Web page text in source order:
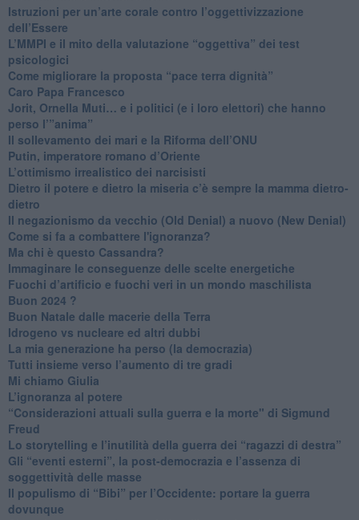
Istruzioni per un’arte corale contro l’oggettivizzazione
dell’Essere
​L’MMPI e il mito della valutazione “oggettiva” dei test
psicologici
Come migliorare la proposta “pace terra dignità”
Caro Papa Francesco
​Jorit, Ornella Muti… e i politici (e i loro elettori) che hanno
perso l’”anima”
​Il sollevamento dei mari e la Riforma dell’ONU
Putin, imperatore romano d’Oriente
​L’ottimismo irrealistico dei narcisisti
​Dietro il potere e dietro la miseria c’è sempre la mamma dietro-
dietro
Il negazionismo da vecchio (Old Denial) a nuovo (New Denial)
Come si fa a combattere l'ignoranza?
Ma chi è questo Cassandra?
Immaginare le conseguenze delle scelte energetiche
​Fuochi d’artificio e fuochi veri in un mondo maschilista
Buon 2024 ?
​Buon Natale dalle macerie della Terra
​Idrogeno vs nucleare ed altri dubbi
​La mia generazione ha perso (la democrazia)
​Tutti insieme verso l’aumento di tre gradi
Mi chiamo Giulia
L’ignoranza al potere
​“Considerazioni attuali sulla guerra e la morte" di Sigmund
Freud
​Lo storytelling e l’inutilità della guerra dei “ragazzi di destra”
​Gli “eventi esterni”, la post-democrazia e l’assenza di
soggettività delle masse
​Il populismo di “Bibi” per l’Occidente: portare la guerra
dovunque